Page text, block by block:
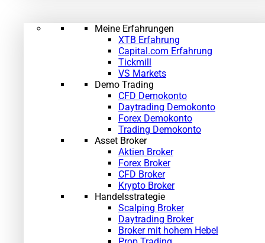
Meine Erfahrungen
XTB Erfahrung
Capital.com Erfahrung
Tickmill
VS Markets
Demo Trading
CFD Demokonto
Daytrading Demokonto
Forex Demokonto
Trading Demokonto
Asset Broker
Aktien Broker
Forex Broker
CFD Broker
Krypto Broker
Handelsstrategie
Scalping Broker
Daytrading Broker
Broker mit hohem Hebel